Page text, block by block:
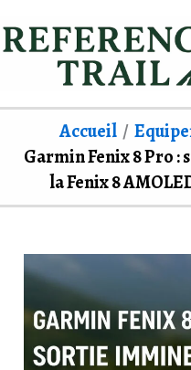
au
Accueil
Garmin Fenix 8 Pro
la Fenix 8